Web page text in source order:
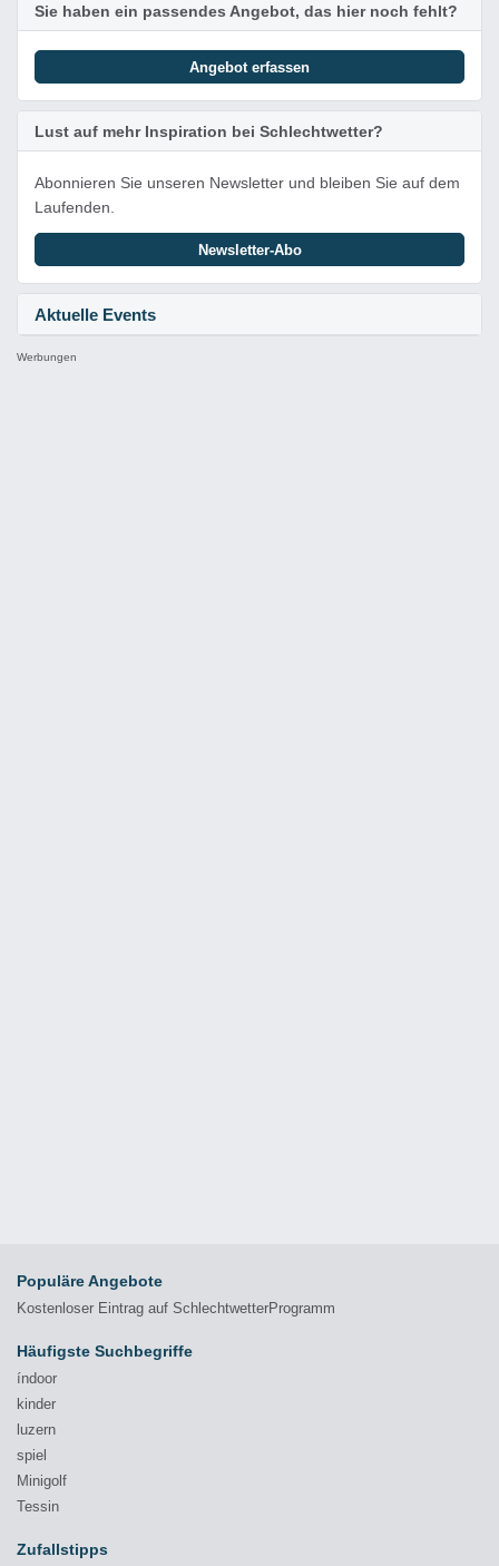
Aktuelle Events
Sie haben ein passendes Angebot, das hier noch fehlt?
Angebot erfassen
Lust auf mehr Inspiration bei Schlechtwetter?
Abonnieren Sie unseren Newsletter und bleiben Sie auf dem
Laufenden.
Newsletter-Abo
Werbungen
Populäre Angebote
Kostenloser Eintrag auf SchlechtwetterProgramm
Häufigste Suchbegriffe
índoor
kinder
luzern
spiel
Minigolf
Tessin
Zufallstipps